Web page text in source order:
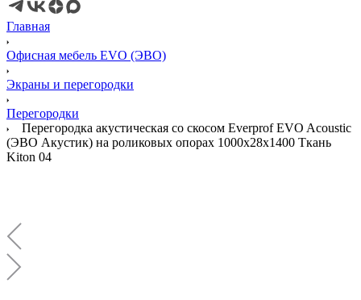
Главная
Офисная мебель EVO (ЭВО)
Экраны и перегородки
Перегородки
Перегородка акустическая со скосом Everprof EVO Acoustic
(ЭВО Акустик) на роликовых опорах 1000х28х1400 Ткань
Kiton 04